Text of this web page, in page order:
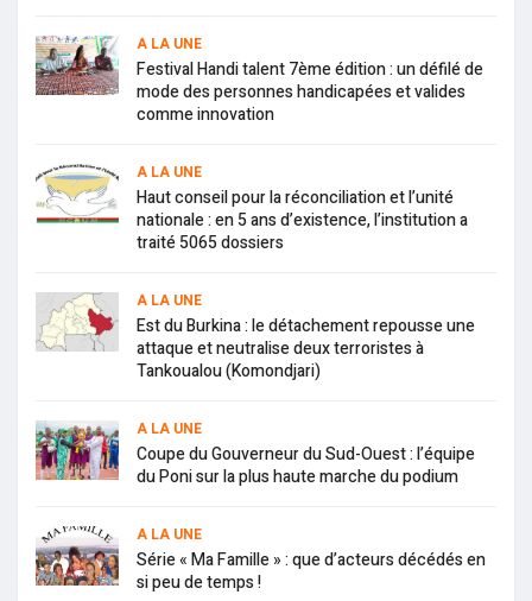
A LA UNE
Festival Handi talent 7ème édition : un défilé de
mode des personnes handicapées et valides
comme innovation
A LA UNE
Haut conseil pour la réconciliation et l’unité
nationale : en 5 ans d’existence, l’institution a
traité 5065 dossiers
A LA UNE
Est du Burkina : le détachement repousse une
attaque et neutralise deux terroristes à
Tankoualou (Komondjari)
A LA UNE
Coupe du Gouverneur du Sud-Ouest : l’équipe
du Poni sur la plus haute marche du podium
A LA UNE
Série « Ma Famille » : que d’acteurs décédés en
si peu de temps !